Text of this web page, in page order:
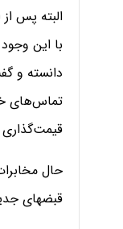
البته پس
با این
دانسته و
تماس‌های
حال
قبضهای